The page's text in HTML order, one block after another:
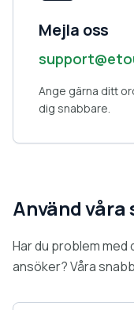
Mejla oss
Ange gärna ditt
dig snabbare.
Använd
Har du problem med
ansöker? Våra